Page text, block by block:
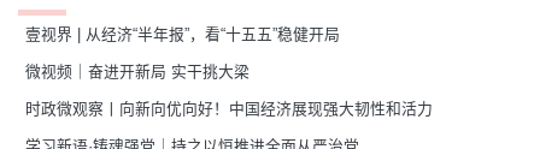
壹视界 | 从经济“半年报”，看“十五五”稳健开局
微视频｜奋进开新局 实干挑大梁
时政微观察丨向新向优向好！中国经济展现强大韧性和活力